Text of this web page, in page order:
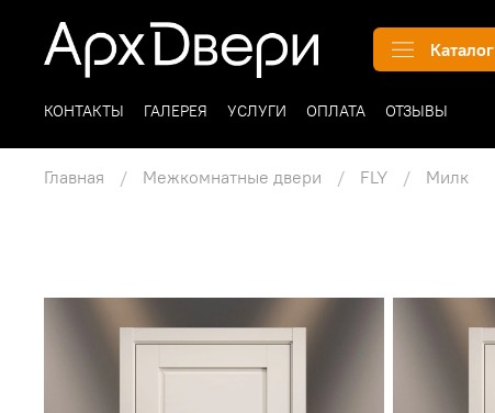
Каталог
КОНТАКТЫ ГАЛЕРЕЯ УСЛУГИ ОПЛАТА ОТЗЫВЫ
Главная Межкомнатные двери FLY Милк